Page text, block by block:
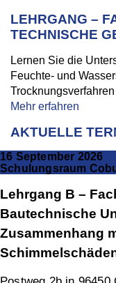
LEHRGANG –
TECHNISCHE
Lernen Sie die
Feuchte- und
Mehr erfahren
AKTUELLE
16 September 2026
Schulungsraum
Lehrgang B –
Bautechnische
Zusammenhang